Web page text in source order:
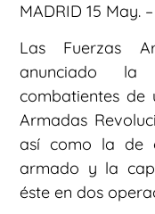
MADRID 15 May. –
Las Fuerzas
anunciado la
combatientes de
Armadas
así como la de
armado y la
éste en dos